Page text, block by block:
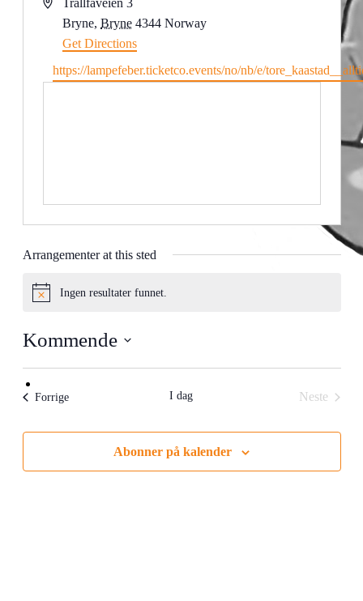
Trallfaveien 3
Bryne, Bryne 4344 Norway
Get Directions
Website
https://lampefeber.ticketco.events/no/nb/e/
Arrangementer at this sted
Notice
Ingen resultater funnet.
Kommende
ForrigeArrangementer I dag
Neste
Abonner på kalender